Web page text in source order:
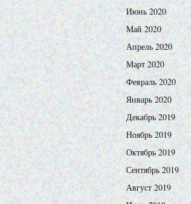
Июнь 2020
Май 2020
Апрель 2020
Март 2020
Февраль 2020
Январь 2020
Декабрь 2019
Ноябрь 2019
Октябрь 2019
Сентябрь 2019
Август 2019